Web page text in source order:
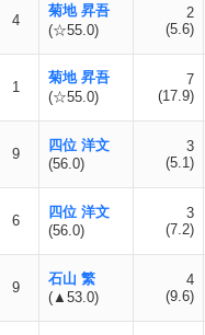
4
菊地 昇吾
(☆55.0)
2
(5.6)
1
菊地 昇吾
(☆55.0)
7
(17.9)
9
四位 洋文
(56.0)
3
(5.1)
6
四位 洋文
(56.0)
3
(7.2)
9
石山 繁
(▲53.0)
4
(9.6)